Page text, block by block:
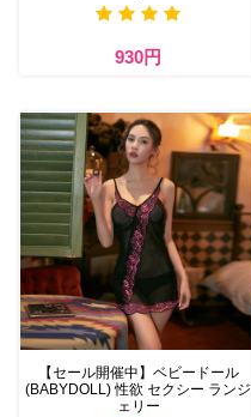
930円
【セール開催中】ベビードール
(BABYDOLL) 性欲 セクシー ランジ
ェリー